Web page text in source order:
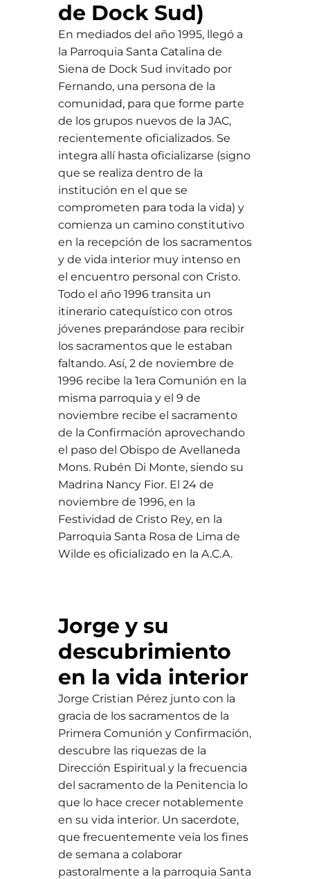
de Dock Sud)
En mediados del año 1995, llegó a
la Parroquia Santa Catalina de
Siena de Dock Sud invitado por
Fernando, una persona de la
comunidad, para que forme parte
de los grupos nuevos de la JAC,
recientemente oficializados. Se
integra allí hasta oficializarse (signo
que se realiza dentro de la
institución en el que se
comprometen para toda la vida) y
comienza un camino constitutivo
en la recepción de los sacramentos
y de vida interior muy intenso en
el encuentro personal con Cristo.
Todo el año 1996 transita un
itinerario catequístico con otros
jóvenes preparándose para recibir
los sacramentos que le estaban
faltando. Así, 2 de noviembre de
1996 recibe la 1era Comunión en la
misma parroquia y el 9 de
noviembre recibe el sacramento
de la Confirmación aprovechando
el paso del Obispo de Avellaneda
Mons. Rubén Di Monte, siendo su
Madrina Nancy Fior. El 24 de
noviembre de 1996, en la
Festividad de Cristo Rey, en la
Parroquia Santa Rosa de Lima de
Wilde es oficializado en la A.C.A.
Jorge y su
descubrimiento
en la vida interior
Jorge Cristian Pérez junto con la
gracia de los sacramentos de la
Primera Comunión y Confirmación,
descubre las riquezas de la
Dirección Espiritual y la frecuencia
del sacramento de la Penitencia lo
que lo hace crecer notablemente
en su vida interior. Un sacerdote,
que frecuentemente veía los fines
de semana a colaborar
pastoralmente a la parroquia Santa